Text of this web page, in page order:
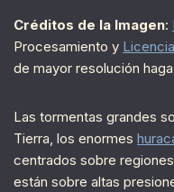
Créditos de la Imagen:
Procesamiento y Licencia
de mayor resolución
Las tormentas grandes
Tierra, los enormes
centrados sobre
están sobre altas